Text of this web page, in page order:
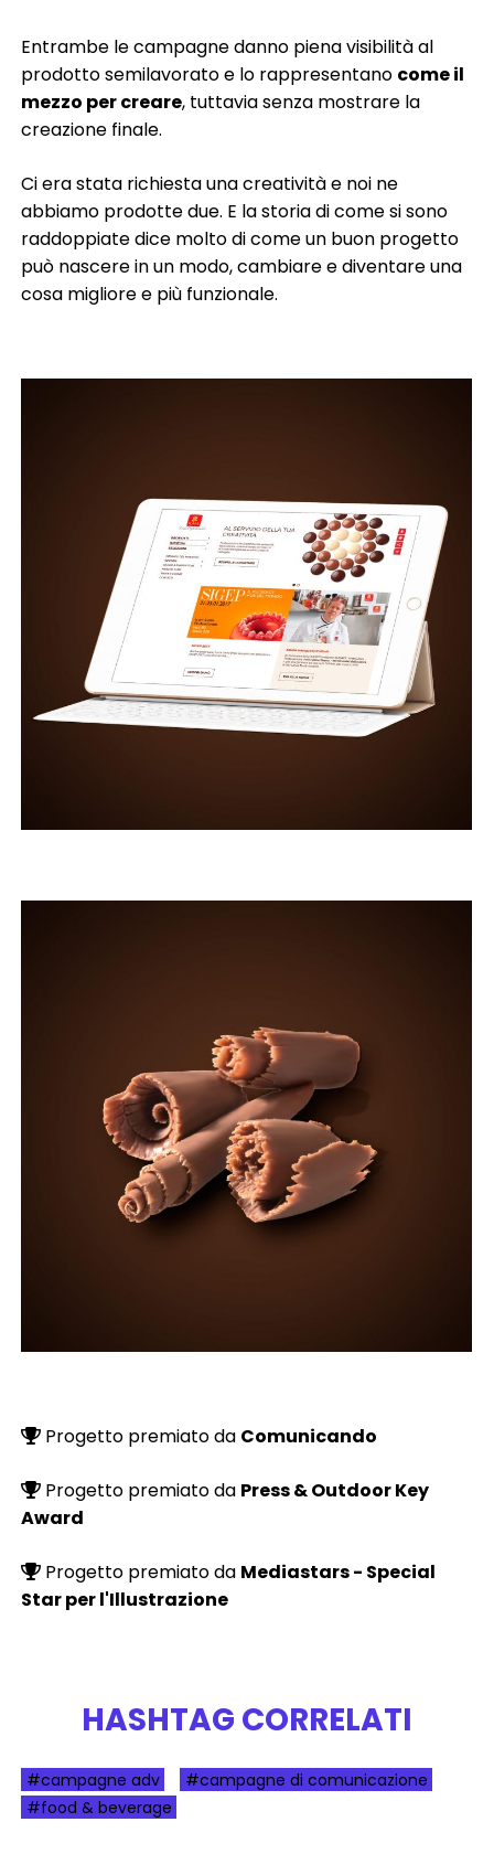
Entrambe le campagne danno piena visibilità al
prodotto semilavorato e lo rappresentano come il
mezzo per creare, tuttavia senza mostrare la
creazione finale.
Ci era stata richiesta una creatività e noi ne
abbiamo prodotte due. E la storia di come si sono
raddoppiate dice molto di come un buon progetto
può nascere in un modo, cambiare e diventare una
cosa migliore e più funzionale.
Progetto premiato da Comunicando
Progetto premiato da Press & Outdoor Key
Award
Progetto premiato da Mediastars - Special
Star per l'Illustrazione
HASHTAG CORRELATI
#campagne adv
#campagne di comunicazione
#food & beverage